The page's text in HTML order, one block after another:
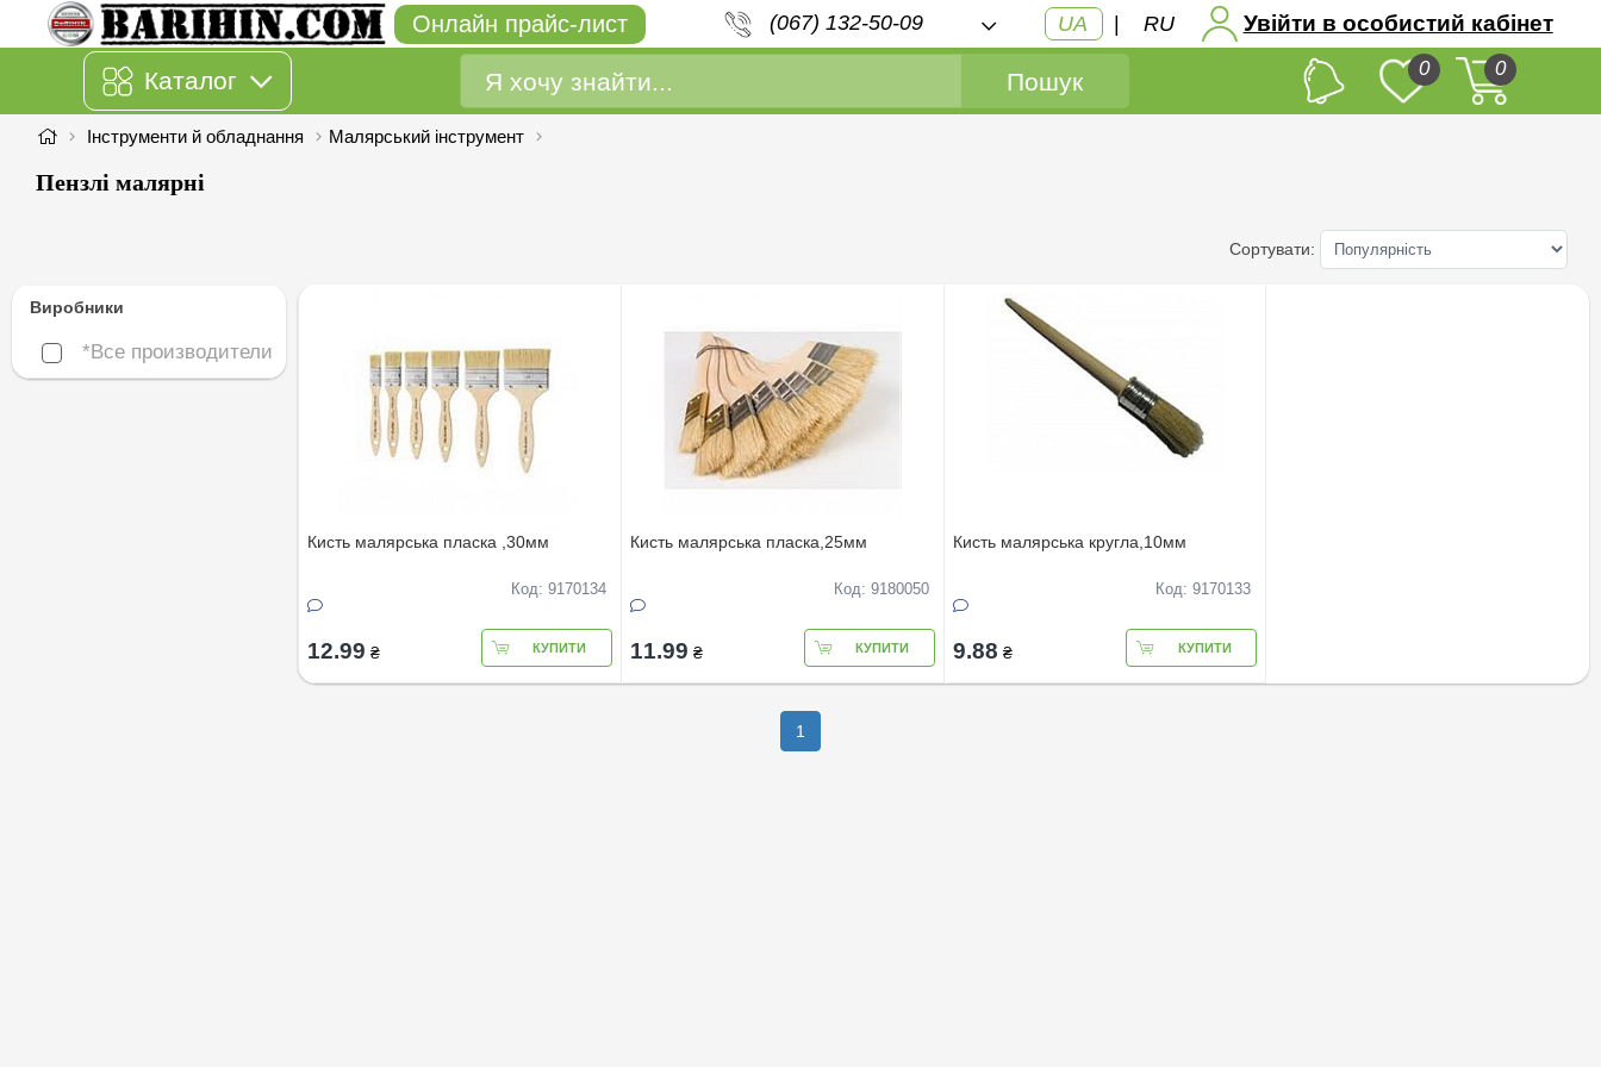
Онлайн прайс-лист (067) 132-50-09 UA | RU Увійти в особистий кабінет
Каталог Пошук 0 0
Інструменти й обладнання Малярський інструмент
Пензлі малярні
Сортувати:
Виробники
*Все производители
*Все производители
Кисть малярська пласка ,30мм
Код: 9170134
12.99 ₴ КУПИТИ
Кисть малярська пласка,25мм
Код: 9180050
11.99 ₴ КУПИТИ
Кисть малярська кругла,10мм
Код: 9170133
9.88 ₴ КУПИТИ
1